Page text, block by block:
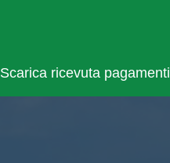
Scarica ricevuta pagamenti